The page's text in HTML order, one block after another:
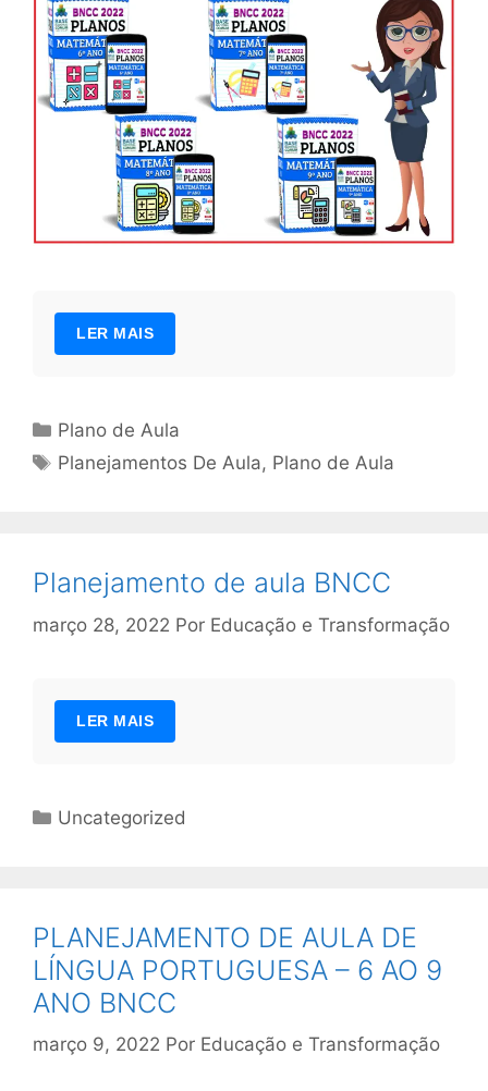
LER MAIS
Categorias
Plano de Aula
Tags
Planejamentos De Aula, Plano de Aula
Planejamento de aula BNCC
março 28, 2022 Por Educação e Transformação
LER MAIS
Categorias
Uncategorized
PLANEJAMENTO DE AULA DE
LÍNGUA PORTUGUESA – 6 AO 9
ANO BNCC
março 9, 2022 Por Educação e Transformação